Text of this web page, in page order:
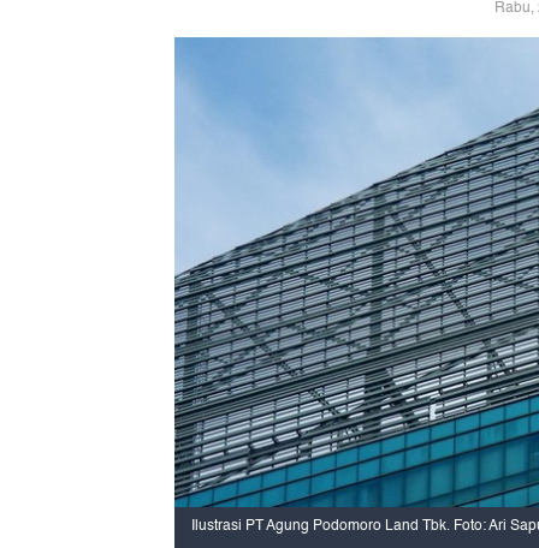
Rabu,
Ilustrasi PT Agung Podomoro Land Tbk. Foto: Ari